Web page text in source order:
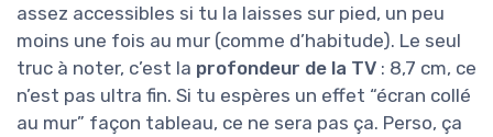
assez accessibles si tu la laisses sur pied, un peu
moins une fois au mur (comme d’habitude). Le seul
truc à noter, c’est la profondeur de la TV : 8,7 cm, ce
n’est pas ultra fin. Si tu espères un effet “écran collé
au mur” façon tableau, ce ne sera pas ça. Perso, ça